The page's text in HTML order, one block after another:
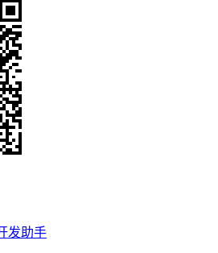
发助手